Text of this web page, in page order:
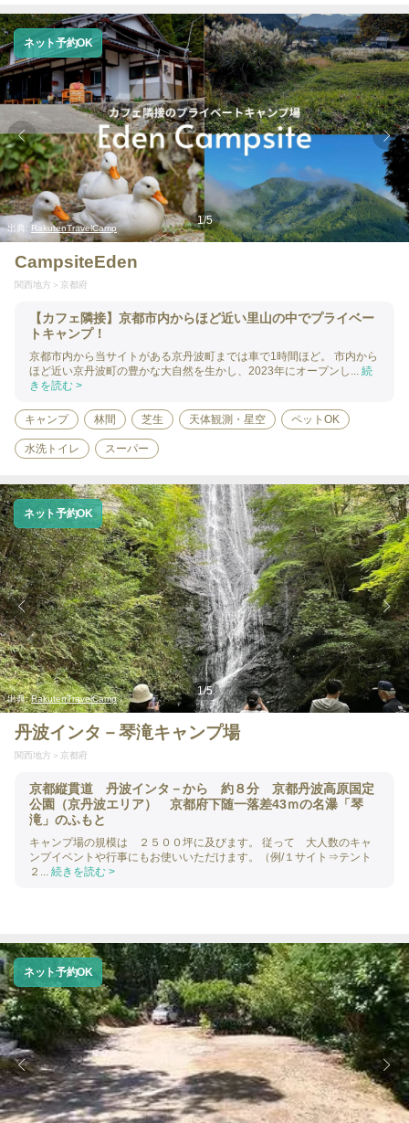
出典: RakutenTravelCamp
1/5
ネット予約OK
CampsiteEden
関西地方 京都府
【カフェ隣接】京都市内からほど近い里山の中でプライベー
トキャンプ！
京都市内から当サイトがある京丹波町までは車で1時間ほど。 市内から
ほど近い京丹波町の豊かな大自然を生かし、2023年にオープンし... 続
きを読む >
キャンプ 林間 芝生 天体観測・星空 ペットOK
水洗トイレ スーパー
出典:RakutenTravelCamp
1/5
ネット予約OK
丹波インタ－琴滝キャンプ場
関西地方 京都府
京都縦貫道 丹波インタ－から 約８分 京都丹波高原国定
公園（京丹波エリア） 京都府下随一落差43ｍの名瀑「琴
滝」のふもと
キャンプ場の規模は ２５００坪に及びます。 従って 大人数のキャ
ンプイベントや行事にもお使いいただけます。（例/１サイト⇒テント
２... 続きを読む >
ネット予約OK